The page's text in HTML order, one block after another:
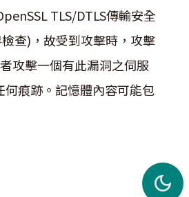
TLS/DTLS傳輸安全
查)，故受到攻擊時，攻擊
攻擊一個有此漏洞之伺服
痕跡。記憶體內容可能包